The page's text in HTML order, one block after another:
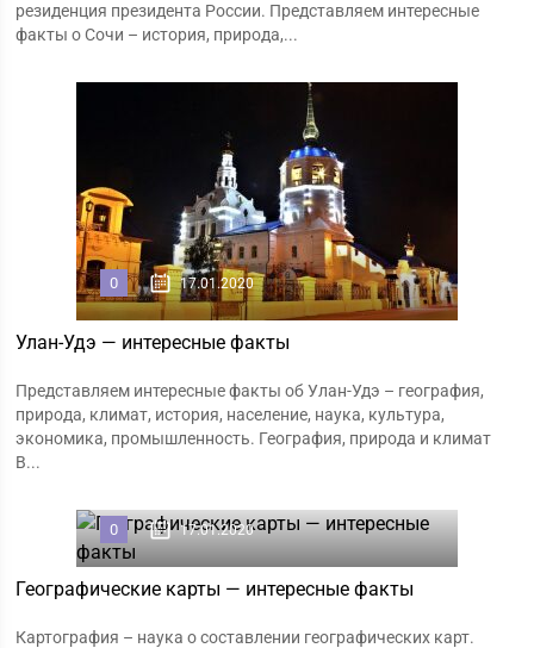
резиденция президента России. Представляем интересные
факты о Сочи – история, природа,...
0 17.01.2020
Улан-Удэ — интересные факты
Представляем интересные факты об Улан-Удэ – география,
природа, климат, история, население, наука, культура,
экономика, промышленность. География, природа и климат
В...
0 17.01.2020
Географические карты — интересные факты
Картография – наука о составлении географических карт.